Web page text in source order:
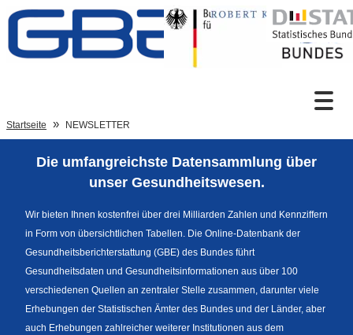
Zum Inhalt
Sprachumschaltung
Fußzeile
Startseite NEWSLETTER
Die umfangreichste Datensammlung über
unser Gesundheitswesen.
Wir bieten Ihnen kostenfrei über drei Milliarden Zahlen und Kennziffern
in Form von übersichtlichen Tabellen. Die Online-Datenbank der
Gesundheitsberichterstattung (GBE) des Bundes führt
Gesundheitsdaten und Gesundheitsinformationen aus über 100
verschiedenen Quellen an zentraler Stelle zusammen, darunter viele
Erhebungen der Statistischen Ämter des Bundes und der Länder, aber
auch Erhebungen zahlreicher weiterer Institutionen aus dem